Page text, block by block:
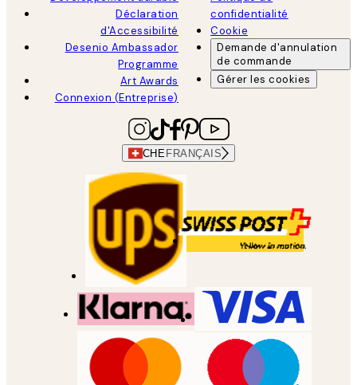
Déclaration
d'Accessibilité
Desenio Ambassador
Programme
Art Awards
Connexion (Entreprise)
confidentialité
Cookie
Demande d'annulation
de commande
Gérer les cookies
CHE FRANÇAIS